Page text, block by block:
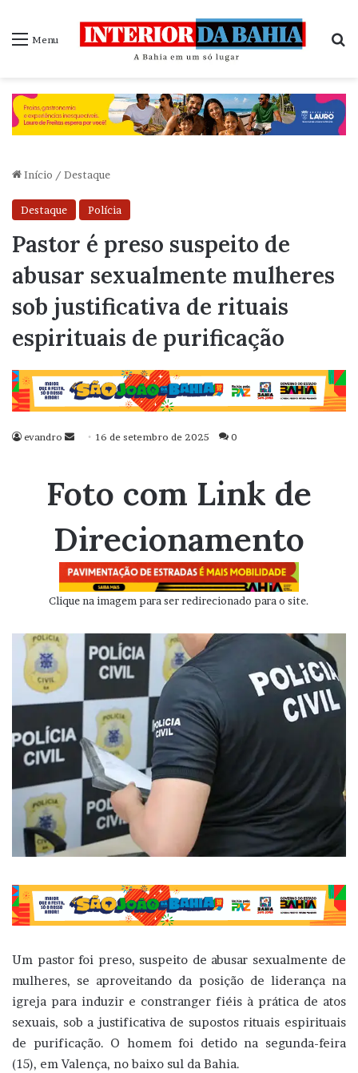
Menu
Início / Destaque
Destaque Polícia
Pastor é preso suspeito de
abusar sexualmente mulheres
sob justificativa de rituais
espirituais de purificação
evandro
Mande
mail
16 de setembro de 2025 0
Foto com Link de
Direcionamento
Clique na imagem para ser redirecionado para o site.
Um pastor foi preso, suspeito de abusar sexualmente de
mulheres, se aproveitando da posição de liderança na
igreja para induzir e constranger fiéis à prática de atos
sexuais, sob a justificativa de supostos rituais espirituais
de purificação. O homem foi detido na segunda-feira
(15), em Valença, no baixo sul da Bahia.